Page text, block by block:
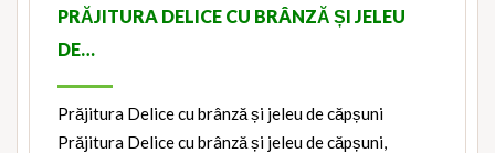
PRĂJITURA DELICE CU BRÂNZĂ ȘI JELEU
DE…
Prăjitura Delice cu brânză și jeleu de căpșuni
Prăjitura Delice cu brânză și jeleu de căpșuni,